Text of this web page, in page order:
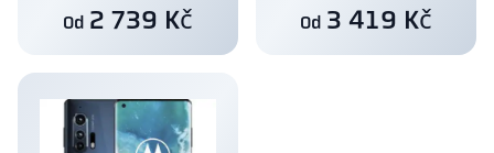
Od 2 739 Kč Od 3 419 Kč